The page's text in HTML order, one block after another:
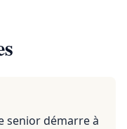
senior démarre à